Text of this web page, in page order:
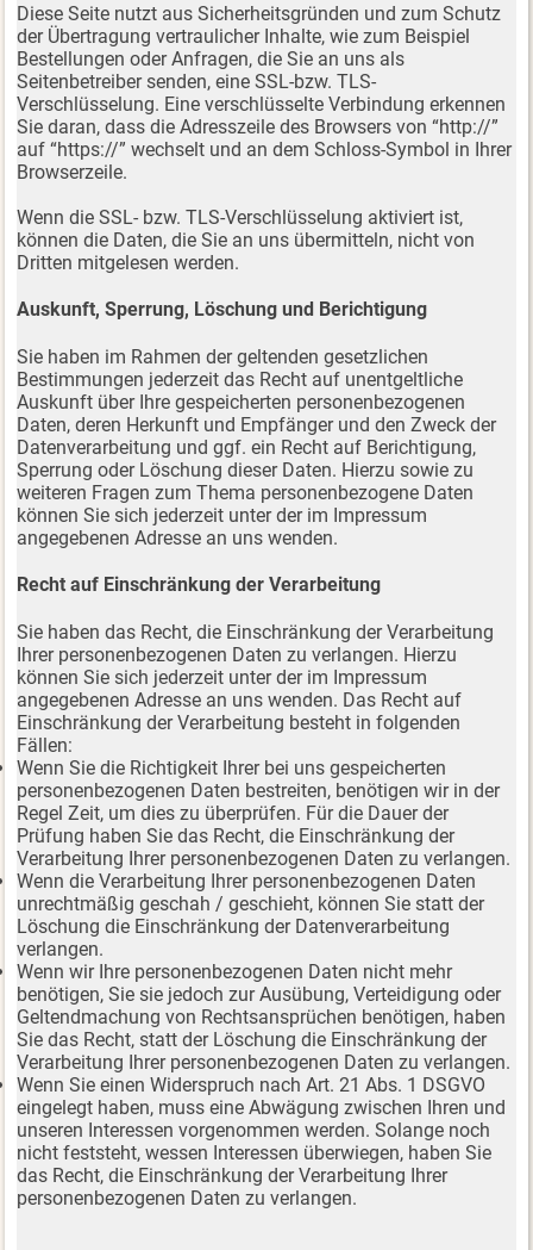
Diese Seite nutzt aus Sicherheitsgründen und zum Schutz
der Übertragung vertraulicher Inhalte, wie zum Beispiel
Bestellungen oder Anfragen, die Sie an uns als
Seitenbetreiber senden, eine SSL-bzw. TLS-
Verschlüsselung. Eine verschlüsselte Verbindung erkennen
Sie daran, dass die Adresszeile des Browsers von “http://”
auf “https://” wechselt und an dem Schloss-Symbol in Ihrer
Browserzeile.
Wenn die SSL- bzw. TLS-Verschlüsselung aktiviert ist,
können die Daten, die Sie an uns übermitteln, nicht von
Dritten mitgelesen werden.
Auskunft, Sperrung, Löschung und Berichtigung
Sie haben im Rahmen der geltenden gesetzlichen
Bestimmungen jederzeit das Recht auf unentgeltliche
Auskunft über Ihre gespeicherten personenbezogenen
Daten, deren Herkunft und Empfänger und den Zweck der
Datenverarbeitung und ggf. ein Recht auf Berichtigung,
Sperrung oder Löschung dieser Daten. Hierzu sowie zu
weiteren Fragen zum Thema personenbezogene Daten
können Sie sich jederzeit unter der im Impressum
angegebenen Adresse an uns wenden.
Recht auf Einschränkung der Verarbeitung
Sie haben das Recht, die Einschränkung der Verarbeitung
Ihrer personenbezogenen Daten zu verlangen. Hierzu
können Sie sich jederzeit unter der im Impressum
angegebenen Adresse an uns wenden. Das Recht auf
Einschränkung der Verarbeitung besteht in folgenden
Fällen:
Wenn Sie die Richtigkeit Ihrer bei uns gespeicherten
personenbezogenen Daten bestreiten, benötigen wir in der
Regel Zeit, um dies zu überprüfen. Für die Dauer der
Prüfung haben Sie das Recht, die Einschränkung der
Verarbeitung Ihrer personenbezogenen Daten zu verlangen.
Wenn die Verarbeitung Ihrer personenbezogenen Daten
unrechtmäßig geschah / geschieht, können Sie statt der
Löschung die Einschränkung der Datenverarbeitung
verlangen.
Wenn wir Ihre personenbezogenen Daten nicht mehr
benötigen, Sie sie jedoch zur Ausübung, Verteidigung oder
Geltendmachung von Rechtsansprüchen benötigen, haben
Sie das Recht, statt der Löschung die Einschränkung der
Verarbeitung Ihrer personenbezogenen Daten zu verlangen.
Wenn Sie einen Widerspruch nach Art. 21 Abs. 1 DSGVO
eingelegt haben, muss eine Abwägung zwischen Ihren und
unseren Interessen vorgenommen werden. Solange noch
nicht feststeht, wessen Interessen überwiegen, haben Sie
das Recht, die Einschränkung der Verarbeitung Ihrer
personenbezogenen Daten zu verlangen.